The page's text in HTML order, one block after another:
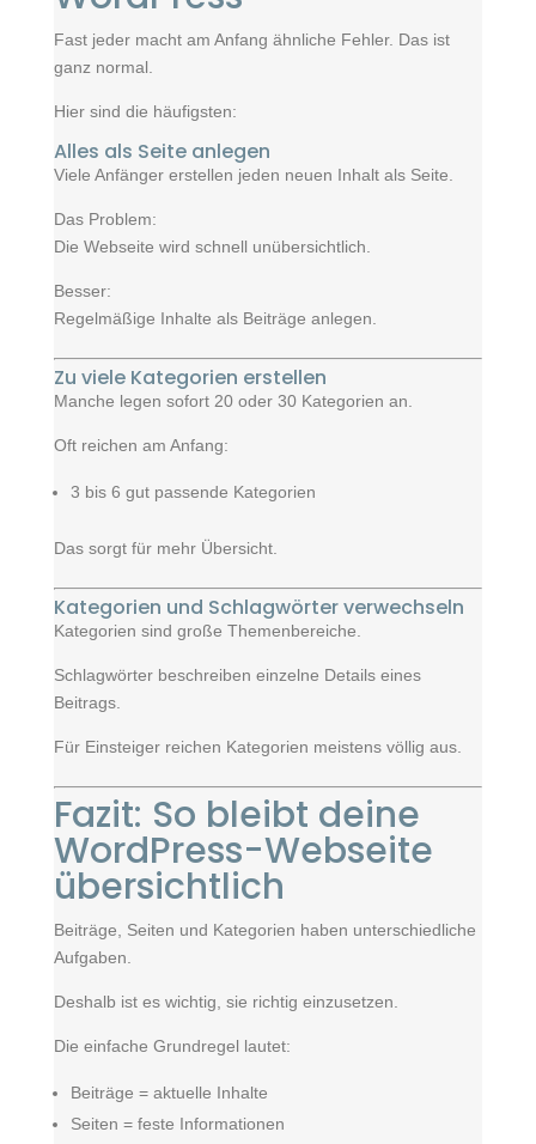
Fast jeder macht am Anfang ähnliche Fehler. Das ist
ganz normal.
Hier sind die häufigsten:
Alles als Seite anlegen
Viele Anfänger erstellen jeden neuen Inhalt als Seite.
Das Problem:
Die Webseite wird schnell unübersichtlich.
Besser:
Regelmäßige Inhalte als Beiträge anlegen.
Zu viele Kategorien erstellen
Manche legen sofort 20 oder 30 Kategorien an.
Oft reichen am Anfang:
3 bis 6 gut passende Kategorien
Das sorgt für mehr Übersicht.
Kategorien und Schlagwörter verwechseln
Kategorien sind große Themenbereiche.
Schlagwörter beschreiben einzelne Details eines
Beitrags.
Für Einsteiger reichen Kategorien meistens völlig aus.
Fazit: So bleibt deine
WordPress-Webseite
übersichtlich
Beiträge, Seiten und Kategorien haben unterschiedliche
Aufgaben.
Deshalb ist es wichtig, sie richtig einzusetzen.
Die einfache Grundregel lautet:
Beiträge = aktuelle Inhalte
Seiten = feste Informationen